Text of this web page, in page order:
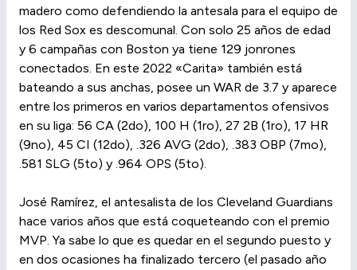
madero como defendiendo la antesala para el equipo de
los Red Sox es descomunal. Con solo 25 años de edad
y 6 campañas con Boston ya tiene 129 jonrones
conectados. En este 2022 «Carita» también está
bateando a sus anchas, posee un WAR de 3.7 y aparece
entre los primeros en varios departamentos ofensivos
en su liga: 56 CA (2do), 100 H (1ro), 27 2B (1ro), 17 HR
(9no), 45 CI (12do), .326 AVG (2do), .383 OBP (7mo),
.581 SLG (5to) y .964 OPS (5to).
José Ramírez, el antesalista de los Cleveland Guardians
hace varios años que está coqueteando con el premio
MVP. Ya sabe lo que es quedar en el segundo puesto y
en dos ocasiones ha finalizado tercero (el pasado año